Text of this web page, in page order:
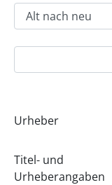
Urheber
Titel- und
Urheberangaben